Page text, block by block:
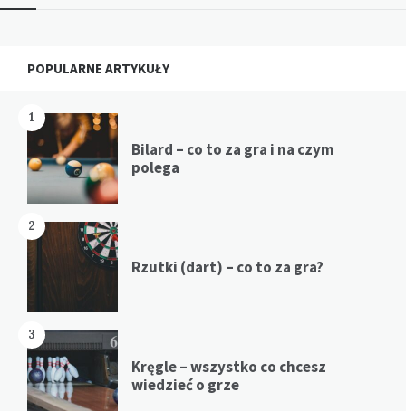
Widgets
POPULARNE ARTYKUŁY
1
Bilard – co to za gra i na czym
polega
2
Rzutki (dart) – co to za gra?
3
Kręgle – wszystko co chcesz
wiedzieć o grze